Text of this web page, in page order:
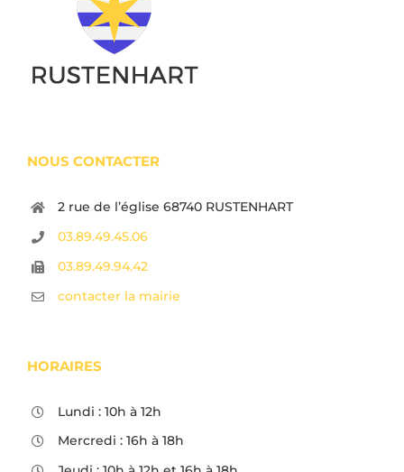
NOUS CONTACTER
2 rue de l’église 68740 RUSTENHART
03.89.49.45.06
03.89.49.94.42
contacter la mairie
HORAIRES
Lundi : 10h à 12h
Mercredi : 16h à 18h